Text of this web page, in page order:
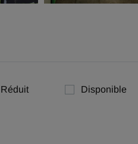
Réduit Disponible